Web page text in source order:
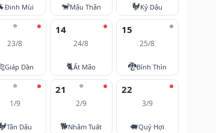
Đinh Mùi 🐒Mậu Thân 🐓Kỷ Dậu
⭐
23/8
Giáp Dần
14
24/8
🐈Ất Mão
15
25/8
🐉Bính Thìn
⭐
1/9
Tân Dậu
⭐
21
2/9
🐕Nhâm Tuất
22
3/9
🐖Quý Hợi